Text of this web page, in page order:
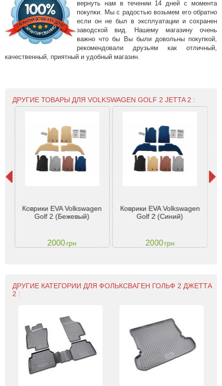
вернуть нам в течении 14 дней с момента
покупки. Мы с радостью возьмем его обратно
если он не был в эксплуатации и сохранен
заводской вид. Нашему магазину очень
важно что бы Вы были довольны покупкой,
рекомендовали друзьям как отличный,
качественный, приятный и удобный магазин.
ДРУГИЕ ТОВАРЫ ДЛЯ VOLKSWAGEN GOLF 2 JETTA 2 :
Коврики EVA Volkswagen
Golf 2 (Бежевый)
2000грн
Коврики EVA Volkswagen
Golf 2 (Синий)
2000грн
ДРУГИЕ КАТЕГОРИИ ДЛЯ ФОЛЬКСВАГЕН ГОЛЬФ 2 ДЖЕТТА
2 :